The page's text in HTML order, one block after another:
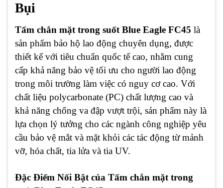
Bụi
Tấm chắn mặt trong suốt Blue Eagle FC45 là
sản phẩm bảo hộ lao động chuyên dụng, được
thiết kế với tiêu chuẩn quốc tế cao, nhằm cung
cấp khả năng bảo vệ tối ưu cho người lao động
trong môi trường làm việc có nguy cơ cao. Với
chất liệu polycarbonate (PC) chất lượng cao và
khả năng chống va đập vượt trội, sản phẩm này là
lựa chọn lý tưởng cho các ngành công nghiệp yêu
cầu bảo vệ mắt và mặt khỏi các tác động từ mảnh
vỡ, hóa chất, tia lửa và tia UV.
Đặc Điểm Nổi Bật của Tấm chắn mặt trong